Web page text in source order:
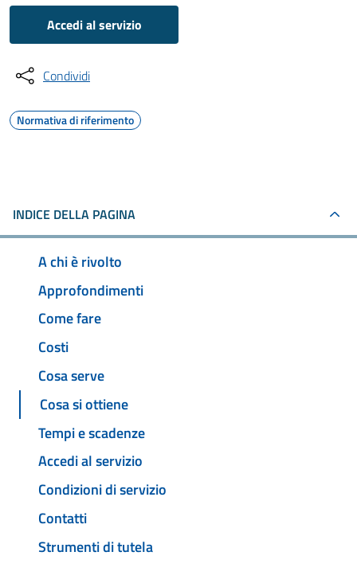
Accedi al servizio
Condividi
Normativa di riferimento
INDICE DELLA PAGINA
A chi è rivolto
Approfondimenti
Come fare
Costi
Cosa serve
Cosa si ottiene
Tempi e scadenze
Accedi al servizio
Condizioni di servizio
Contatti
Strumenti di tutela